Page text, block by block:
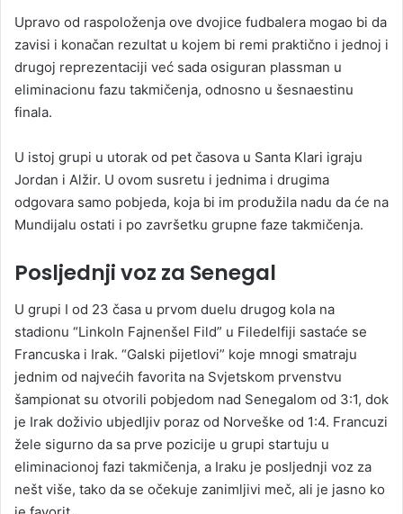
Upravo od raspoloženja ove dvojice fudbalera mogao bi da
zavisi i konačan rezultat u kojem bi remi praktično i jednoj i
drugoj reprezentaciji već sada osiguran plassman u
eliminacionu fazu takmičenja, odnosno u šesnaestinu
finala.
U istoj grupi u utorak od pet časova u Santa Klari igraju
Jordan i Alžir. U ovom susretu i jednima i drugima
odgovara samo pobjeda, koja bi im produžila nadu da će na
Mundijalu ostati i po završetku grupne faze takmičenja.
Posljednji voz za Senegal
U grupi I od 23 časa u prvom duelu drugog kola na
stadionu “Linkoln Fajnenšel Fild” u Filedelfiji sastaće se
Francuska i Irak. “Galski pijetlovi” koje mnogi smatraju
jednim od najvećih favorita na Svjetskom prvenstvu
šampionat su otvorili pobjedom nad Senegalom od 3:1, dok
je Irak doživio ubjedljiv poraz od Norveške od 1:4. Francuzi
žele sigurno da sa prve pozicije u grupi startuju u
eliminacionoj fazi takmičenja, a Iraku je posljednji voz za
nešt više, tako da se očekuje zanimljivi meč, ali je jasno ko